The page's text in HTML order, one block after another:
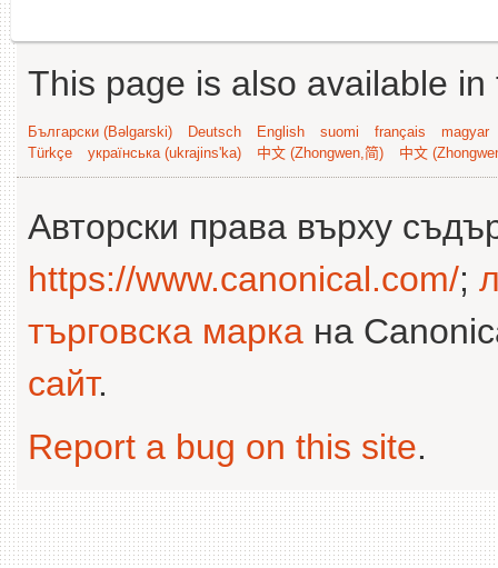
This page is also available
Български (Bəlgarski) Deutsch English suomi français
magyar
Türkçe
українська (ukrajins'ka) 中文 (Zhongwen,简) 中文
Авторски права върху
https://www.canonical.com/;
търговска марка на
сайт.
Report a bug on this site.